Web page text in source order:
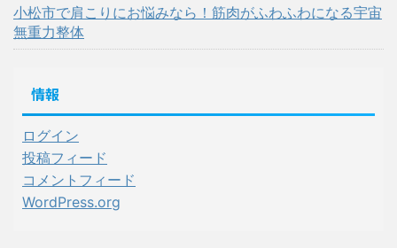
小松市で肩こりにお悩みなら！筋肉がふわふわになる宇宙
無重力整体
情報
ログイン
投稿フィード
コメントフィード
WordPress.org